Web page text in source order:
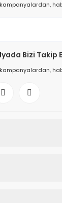
Bizi Takip